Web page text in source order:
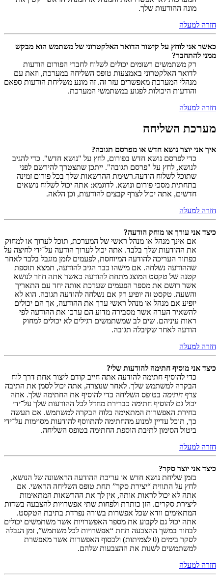
מונה ההודעות שלך.
חזרה למעלה
כאשר אני לוחץ על קישור הדואר האלקטרוני של משתמש הוא מבקש
ממני להתחבר?
רק משתמשים רשומים יכולים לשלוח לחברי הפורום הודעות
לדואר האלקטרוני באמצעות טופס השליחה במערכת, וזאת עם
מנהלי המערכת מאפשרים עזר זה. זה מונע משליחת הודעות ספאם
והודעות היכולות לפגוע במשתמשי המערכת.
חזרה למעלה
מערכת השליחה
איך אני יוצר נושא חדש או מפרסם תגובה?
כדי לפרסם נושא חדש בפורום, לחץ על "נושא חדש". כדי להגיב
לנושא, לחץ על "פרסם תגובה". ייתכן שתצטרך להירשם לפני
שתוכל לשלוח הודעה.רשימת ההרשאות שלך בכל פורום זמינה
בתחתית מסכי פורום ונושא. לדוגמא: אתה יכול לשלוח נושאים
חדשים, אתה יכול לצרף קבצים להודעות, וכן הלאה.
חזרה למעלה
כיצד אני עורך או מוחק הודעה?
אם אינך מנהל או מנהל ראשי של המערכת, תוכל לערוך או למחוק
את ההודעות שלך בלבד. אתה יכול לערוך הודעה על־ידי לחיצה על
כפתור העריכה להודעה המיוחסת, לפעמים לזמן מוגבל בלבד לאחר
שההודעה נשלחה. אם מישהו כבר הגיב להודעה, תמצא תוספת
קטנה של טקסט המוצג מתחת להודעה כאשר אתה חוזר לנושא
אשר רושם את מספר הפעמים שערכת אותה יחד עם התאריך
והשעה. טקסט זה יופיע רק אם נשלחה להודעה תגובה. הוא לא
יופיע אם מנהל או מנהל ראשי ערך את ההודעה, אך הם יכולים
להשאיר הערה אשר מסבירה מדוע הם ערכו את ההודעה לפי
ראות עיניהם. שים לב שמשתמשים רגילים לא יכולים למחוק
הודעה לאחר שקיבלה תגובה.
חזרה למעלה
כיצד אני מוסיף חתימה להודעות שלי?
כדי להוסיף חתימה להודעה אתה חייב קודם ליצור אחת דרך לוח
הבקרה למשתמש שלך. לאחר שנוצרה, אתה יכול לסמן את התיבה
צרף חתימה בטופס השליחה כדי להוסיף את החתימה שלך. אתה
יכול גם להוסיף חתימה כברירת מחדל לכל ההודעות שלך על־ידי
בחירת האפשרות המתאימה בלוח הבקרה למשתמש. אם תעשה
כך, תוכל עדיין למנוע מהחתימה להתווסף להודעות מסוימות על־ידי
ביטול הסימון לתיבת הוספת החתימה בטופס השליחה.
חזרה למעלה
כיצד אני יוצר סקר?
בזמן שליחת נושא חדש או עריכת ההודעה הראשונה של הנושא,
לחץ על התווית “יצירת סקר” תחת טופס השליחה הראשי. אם
אתה לא יכול לראות אותה, אין לך את ההרשאות המתאימות
ליצירת סקרים. הזן כותרת ולפחות שתי אפשרויות להצבעה בשדות
המתאימים וודא שכל אפשרות בשורה נפרדת בתיבת הטקסט.
אתה יכול גם לקבוע את מספר האפשרויות אשר משתמשים יכולים
לבחור במשך ההצבעה תחת “אפשרויות לכל משתמש”, זמן הגבלה
לסקר בימים (0 לצמיתות) ולבסוף האפשרות אשר מאפשרת
למשתמשים לשנות את ההצבעות שלהם.
חזרה למעלה